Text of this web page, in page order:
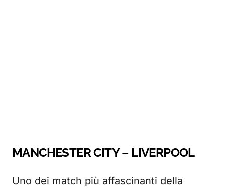
MANCHESTER CITY – LIVERPOOL
Uno dei match più affascinanti della